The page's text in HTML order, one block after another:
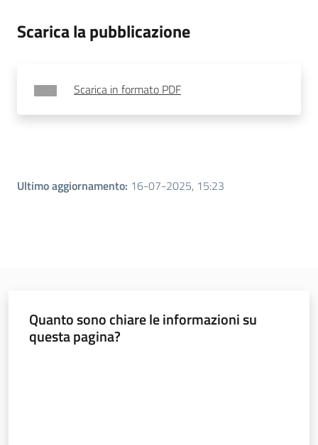
Sicurezza
urbana,
legalità
Progetti
Scarica la pubblicazione
Scarica in formato PDF
Ultimo aggiornamento: 16-07-2025, 15:23
Quanto sono chiare le informazioni su
questa pagina?